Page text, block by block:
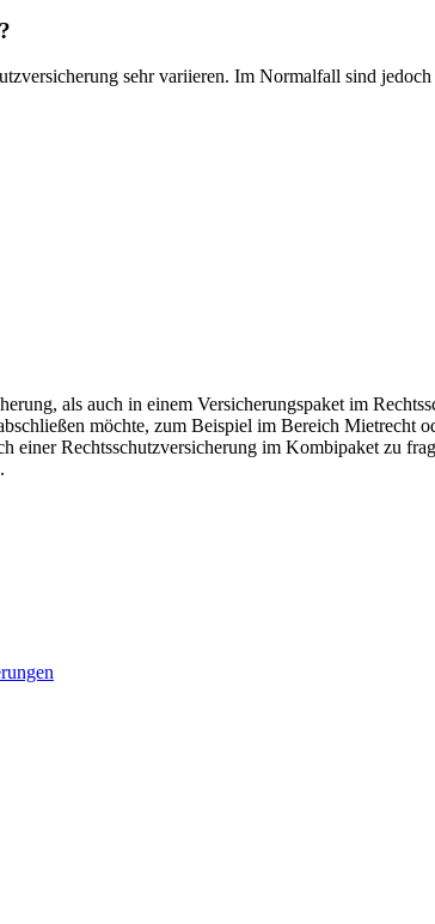
sehr variieren. Im Normalfall sind
als auch in einem Versicherungspaket im
möchte, zum Beispiel im Bereich Mietrecht
einer Rechtsschutzversicherung im Kombipaket zu